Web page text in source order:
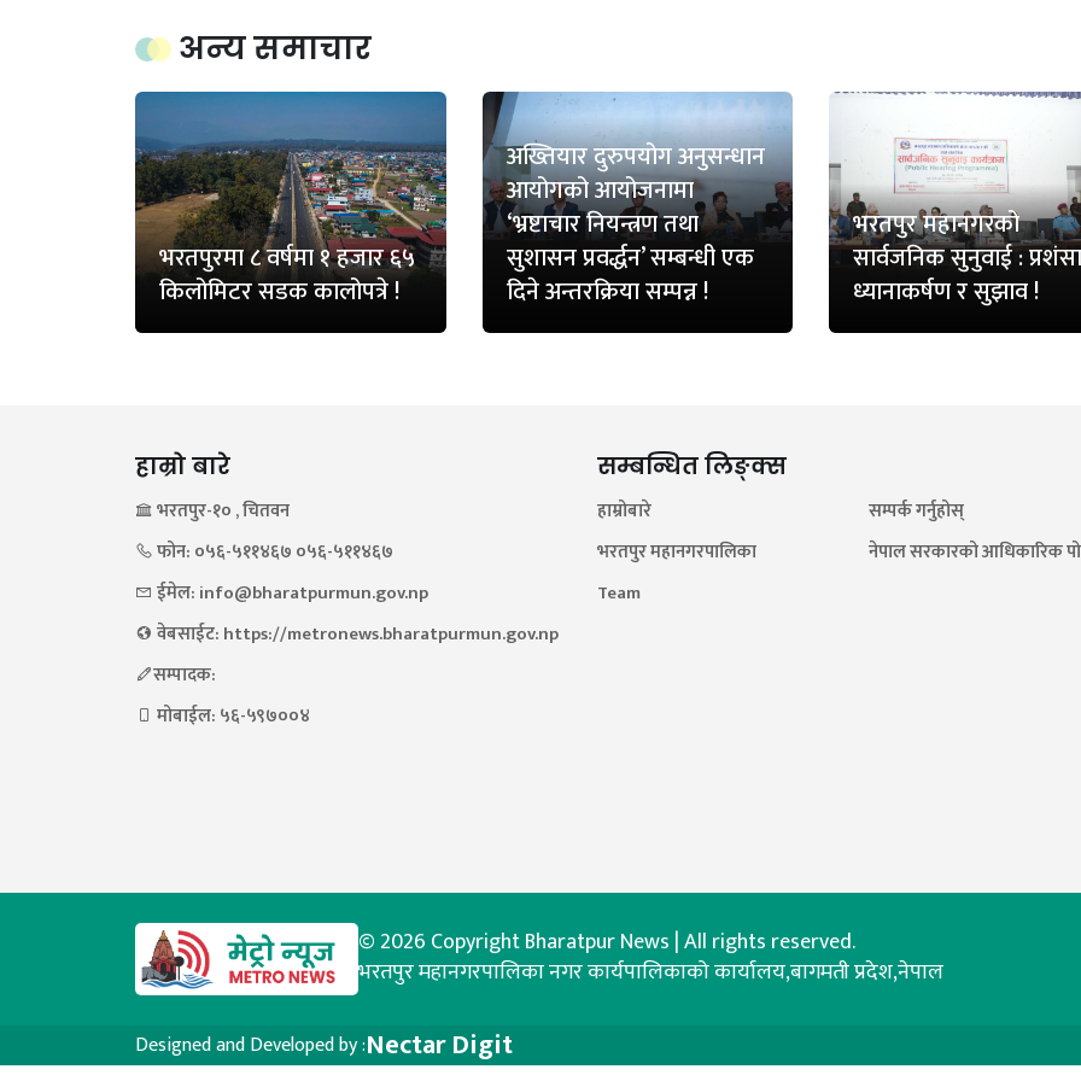
अन्य समाचार
भरतपुरमा ८ वर्षमा १ हजार ६५
किलोमिटर सडक कालोपत्रे !
अख्तियार दुरुपयोग अनुसन्धान
आयोगको आयोजनामा
‘भ्रष्टाचार नियन्त्रण तथा
सुशासन प्रवर्द्धन’ सम्बन्धी एक
दिने अन्तरक्रिया सम्पन्न !
भरतपुर महानगरको
सार्वजनिक सुनुवाई :
ध्यानाकर्षण र सुझाव !
हाम्रो बारे
भरतपुर-१० , चितवन
फोन: ०५६-५११४६७ ०५६-५११४६७
ईमेल: info@bharatpurmun.gov.np
वेबसाईट: https://metronews.bharatpurmun.gov.np
सम्पादक:
मोबाईल: ५६-५९७००४
सम्बन्धित लिङ्क्स
हाम्रोबारे
सम्पर्क गर्नुहोस्
भरतपुर महानगरपालिका
नेपाल सरकारको आधिकारिक
Team
© 2026 Copyright Bharatpur News | All rights reserved.
भरतपुर महानगरपालिका नगर कार्यपालिकाको कार्यालय,बागमती प्रदेश,नेपाल
Designed and Developed by :Nectar Digit